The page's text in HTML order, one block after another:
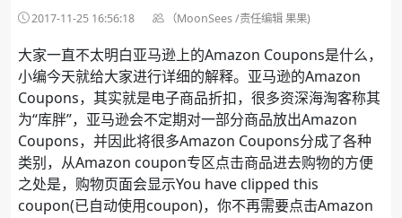
2017-11-25 16:56:18 （MoonSees /责任编辑 果果)
大家一直不太明白亚马逊上的Amazon Coupons是什么，
小编今天就给大家进行详细的解释。亚马逊的Amazon
Coupons，其实就是电子商品折扣，很多资深海淘客称其
为“库胖”，亚马逊会不定期对一部分商品放出Amazon
Coupons，并因此将很多Amazon Coupons分成了各种
类别，从Amazon coupon专区点击商品进去购物的方便
之处是，购物页面会显示You have clipped this
coupon(已自动使用coupon)，你不再需要点击Amazon